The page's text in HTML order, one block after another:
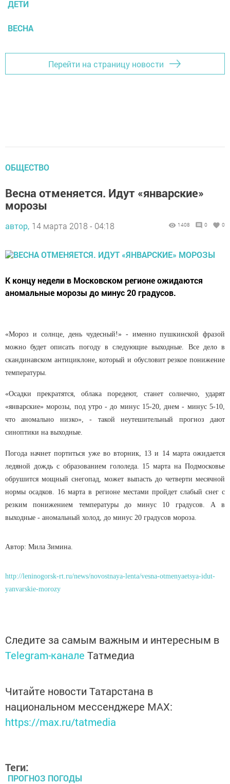
ДЕТИ
ВЕСНА
Перейти на страницу новости
ОБЩЕСТВО
Весна отменяется. Идут «январские»
морозы
автор, 14 марта 2018 - 04:18 1408 0 0
К концу недели в Московском регионе ожидаются
аномальные морозы до минус 20 градусов.
«Мороз и солнце, день чудесный!» - именно пушкинской фразой
можно будет описать погоду в следующие выходные. Все дело в
скандинавском антициклоне, который и обусловит резкое понижение
температуры.
«Осадки прекратятся, облака поредеют, станет солнечно, ударят
«январские» морозы, под утро - до минус 15-20, днем - минус 5-10,
что аномально низко», - такой неутешительный прогноз дают
синоптики на выходные.
Погода начнет портиться уже во вторник, 13 и 14 марта ожидается
ледяной дождь с образованием гололеда. 15 марта на Подмосковье
обрушится мощный снегопад, может выпасть до четверти месячной
нормы осадков. 16 марта в регионе местами пройдет слабый снег с
резким понижением температуры до минус 10 градусов. А в
выходные - аномальный холод, до минус 20 градусов мороза.
Автор: Мила Зимина.
http://leninogorsk-rt.ru/news/novostnaya-lenta/vesna-otmenyaetsya-idut-
yanvarskie-morozy
Следите за самым важным и интересным в
Telegram-канале Татмедиа
Читайте новости Татарстана в
национальном мессенджере MАХ:
https://max.ru/tatmedia
Теги:
ПРОГНОЗ ПОГОДЫ